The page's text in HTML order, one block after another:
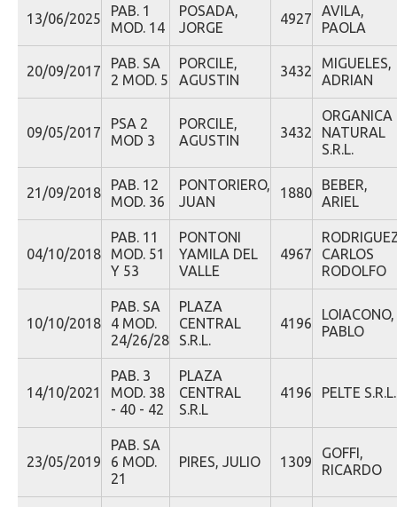
13/06/2025
PAB. 1
MOD. 14
POSADA,
JORGE
4927
AVILA,
PAOLA
20/09/2017
PAB. SA
2 MOD. 5
PORCILE,
AGUSTIN
3432
MIGUELES,
ADRIAN
09/05/2017
PSA 2
MOD 3
PORCILE,
AGUSTIN
3432
ORGANICA
NATURAL
S.R.L.
21/09/2018
PAB. 12
MOD. 36
PONTORIERO,
JUAN
1880
BEBER,
ARIEL
04/10/2018
PAB. 11
MOD. 51
Y 53
PONTONI
YAMILA DEL
VALLE
4967
CARLOS
RODOLFO
10/10/2018
PAB. SA
4 MOD.
24/26/28
PLAZA
CENTRAL
S.R.L.
4196
LOIACONO,
PABLO
14/10/2021
PAB. 3
MOD. 38
- 40 - 42
PLAZA
CENTRAL
S.R.L
4196 PELTE S.R.L.
23/05/2019
PAB. SA
6 MOD.
21
PIRES, JULIO 1309
GOFFI,
RICARDO